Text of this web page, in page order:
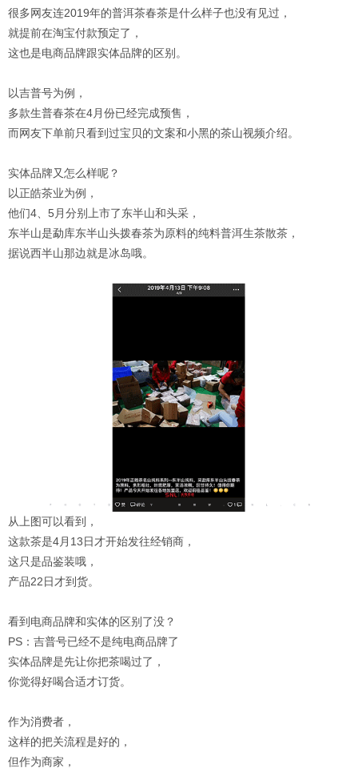
很多网友连2019年的普洱茶春茶是什么样子也没有见过，
就提前在淘宝付款预定了，
这也是电商品牌跟实体品牌的区别。
以吉普号为例，
多款生普春茶在4月份已经完成预售，
而网友下单前只看到过宝贝的文案和小黑的茶山视频介绍。
实体品牌又怎么样呢？
以正皓茶业为例，
他们4、5月分别上市了东半山和头采，
东半山是勐库东半山头拨春茶为原料的纯料普洱生茶散茶，
据说西半山那边就是冰岛哦。
从上图可以看到，
这款茶是4月13日才开始发往经销商，
这只是品鉴装哦，
产品22日才到货。
看到电商品牌和实体的区别了没？
PS：吉普号已经不是纯电商品牌了
实体品牌是先让你把茶喝过了，
你觉得好喝合适才订货。
作为消费者，
这样的把关流程是好的，
但作为商家，